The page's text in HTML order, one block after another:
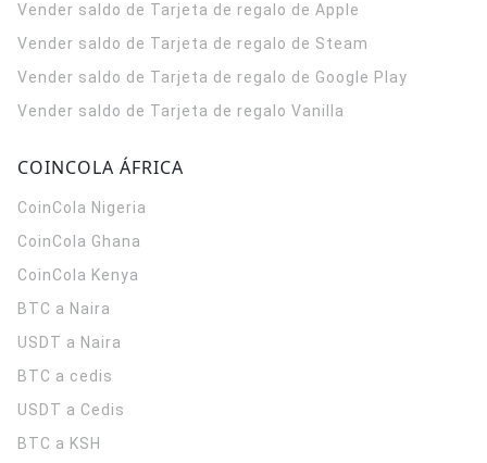
Vender saldo de Tarjeta de regalo de Apple
Vender saldo de Tarjeta de regalo de Steam
Vender saldo de Tarjeta de regalo de Google Play
Vender saldo de Tarjeta de regalo Vanilla
COINCOLA ÁFRICA
CoinCola Nigeria
CoinCola Ghana
CoinCola Kenya
BTC a Naira
USDT a Naira
BTC a cedis
USDT a Cedis
BTC a KSH